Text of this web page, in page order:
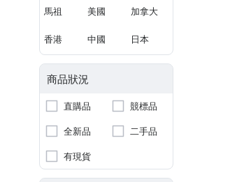
馬祖 美國 加拿大
香港 中國 日本
商品狀況
直購品
競標品
全新品
二手品
有現貨